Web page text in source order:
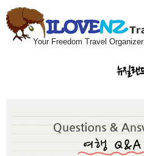
Your Freedom Travel
뉴질랜